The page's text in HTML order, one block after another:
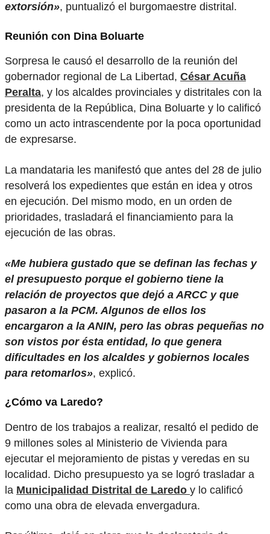
extorsión», puntualizó el burgomaestre distrital.
Reunión con Dina Boluarte
Sorpresa le causó el desarrollo de la reunión del
gobernador regional de La Libertad, César Acuña
Peralta, y los alcaldes provinciales y distritales con la
presidenta de la República, Dina Boluarte y lo calificó
como un acto intrascendente por la poca oportunidad
de expresarse.
La mandataria les manifestó que antes del 28 de julio
resolverá los expedientes que están en idea y otros
en ejecución. Del mismo modo, en un orden de
prioridades, trasladará el financiamiento para la
ejecución de las obras.
«Me hubiera gustado que se definan las fechas y
el presupuesto porque el gobierno tiene la
relación de proyectos que dejó a ARCC y que
pasaron a la PCM. Algunos de ellos los
encargaron a la ANIN, pero las obras pequeñas no
son vistos por ésta entidad, lo que genera
dificultades en los alcaldes y gobiernos locales
para retomarlos», explicó.
¿Cómo va Laredo?
Dentro de los trabajos a realizar, resaltó el pedido de
9 millones soles al Ministerio de Vivienda para
ejecutar el mejoramiento de pistas y veredas en su
localidad. Dicho presupuesto ya se logró trasladar a
la Municipalidad Distrital de Laredo y lo calificó
como una obra de elevada envergadura.